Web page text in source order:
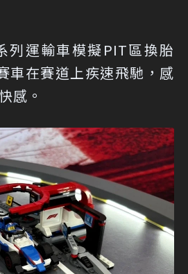
列運輸車模擬PIT區換胎
車在賽道上疾速飛馳，感
感。